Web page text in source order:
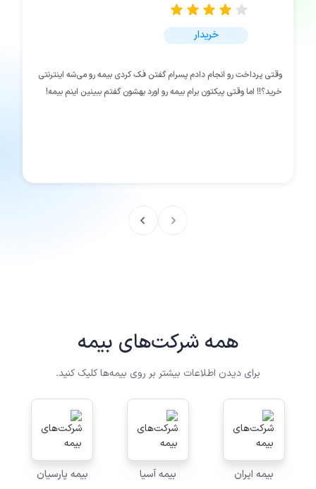
خریدار
وقتی پرداخت رو انجام دادم پسرام گفتن فک کردی بیمه رو می‌شه اینترنتی
خرید؟!! اما وقتی پیکتون برام بیمه رو اورد بهشون گفتم ببینین اینم بیمه!
همه شرکت‌های بیمه
برای دیدن اطلاعات بیشتر بر روی بیمه‌ها کلیک کنید.
بیمه ایران بیمه آسیا بیمه پارسیان